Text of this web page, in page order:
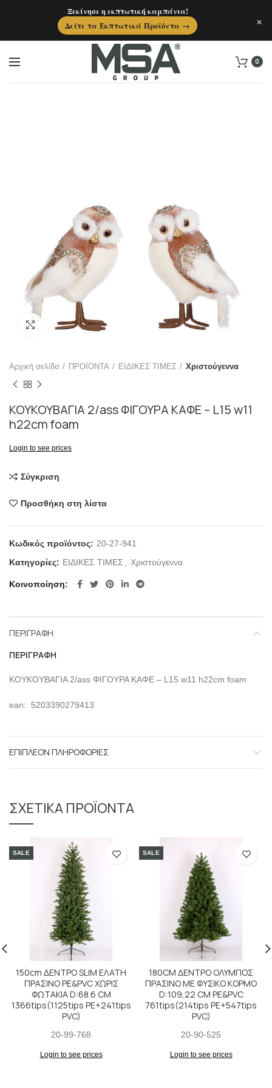
0
Click to enlarge
Αρχική σελίδα ΠΡΟΪΟΝΤΑ ΕΙΔΙΚΕΣ ΤΙΜΕΣ Χριστούγεννα
ΚΟΥΚΟΥΒΑΓΙΑ 2/ass ΦΙΓΟΥΡΑ ΚΑΦΕ – L15 w11
h22cm foam
Login to see prices
Σύγκριση
Προσθήκη στη λίστα
Κωδικός προϊόντος: 20-27-941
Κατηγορίες: ΕΙΔΙΚΕΣ ΤΙΜΕΣ Χριστούγεννα
Κοινοποίηση
ΠΕΡΙΓΡΑΦΉ
ΠΕΡΙΓΡΑΦΉ
ΚΟΥΚΟΥΒΑΓΙΑ 2/ass ΦΙΓΟΥΡΑ ΚΑΦΕ – L15 w11 h22cm foam
ean: 5203390279413
ΕΠΙΠΛΈΟΝ ΠΛΗΡΟΦΟΡΊΕΣ
ΣΧΕΤΙΚΆ ΠΡΟΪΌΝΤΑ
SALE
150cm ΔΕΝΤΡΟ SLIM ΕΛΑΤΗ
ΠΡΑΣΙΝΟ PE&PVC ΧΩΡΙΣ
ΦΩΤΑΚΙΑ D:68.6 CM
1366tips(1125tips PE+241tips
PVC)
20-99-768
Login to see prices
SALE
180CM ΔΕΝΤΡΟ ΟΛΥΜΠΟΣ
ΠΡΑΣΙΝΟ ΜΕ ΦΥΣΙΚΟ ΚΟΡΜΟ
D:109,22 CM PE&PVC
761tips(214tips PE+547tips
PVC)
20-90-525
Login to see prices
Ξεκίνησε η εκπτωτική καμπάνια!
Δείτε τα Εκπτωτικά Προϊόντα →
×